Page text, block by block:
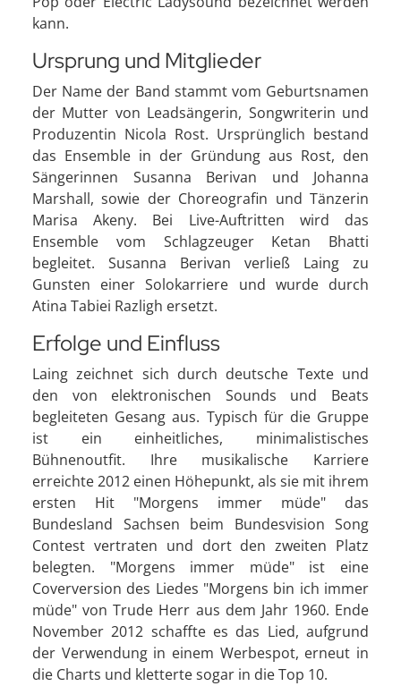
kann.
Ursprung und Mitglieder
Der Name der Band stammt vom Geburtsnamen
der Mutter von Leadsängerin, Songwriterin und
Produzentin Nicola Rost. Ursprünglich bestand
das Ensemble in der Gründung aus Rost, den
Sängerinnen Susanna Berivan und Johanna
Marshall, sowie der Choreografin und Tänzerin
Marisa Akeny. Bei Live-Auftritten wird das
Ensemble vom Schlagzeuger Ketan Bhatti
begleitet. Susanna Berivan verließ Laing zu
Gunsten einer Solokarriere und wurde durch
Atina Tabiei Razligh ersetzt.
Erfolge und Einfluss
Laing zeichnet sich durch deutsche Texte und
den von elektronischen Sounds und Beats
begleiteten Gesang aus. Typisch für die Gruppe
ist ein einheitliches, minimalistisches
Bühnenoutfit. Ihre musikalische Karriere
erreichte 2012 einen Höhepunkt, als sie mit ihrem
ersten Hit "Morgens immer müde" das
Bundesland Sachsen beim Bundesvision Song
Contest vertraten und dort den zweiten Platz
belegten. "Morgens immer müde" ist eine
Coverversion des Liedes "Morgens bin ich immer
müde" von Trude Herr aus dem Jahr 1960. Ende
November 2012 schaffte es das Lied, aufgrund
der Verwendung in einem Werbespot, erneut in
die Charts und kletterte sogar in die Top 10.